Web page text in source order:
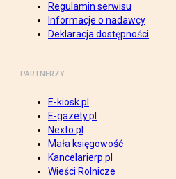
Regulamin serwisu
Informacje o nadawcy
Deklaracja dostępności
PARTNERZY
E-kiosk.pl
E-gazety.pl
Nexto.pl
Mała księgowość
Kancelarierp.pl
Wieści Rolnicze